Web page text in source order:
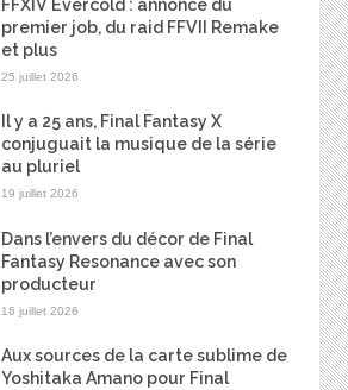
FFXIV Evercold : annonce du
premier job, du raid FFVII Remake
et plus
25 juillet 2026
Il y a 25 ans, Final Fantasy X
conjuguait la musique de la série
au pluriel
19 juillet 2026
Dans l’envers du décor de Final
Fantasy Resonance avec son
producteur
16 juillet 2026
Aux sources de la carte sublime de
Yoshitaka Amano pour Final